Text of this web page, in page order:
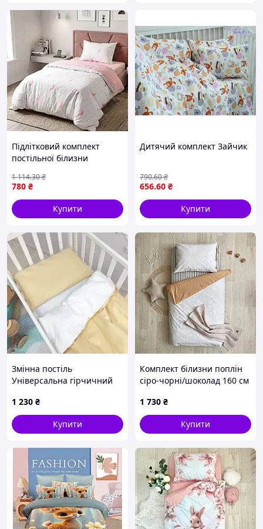
Підлітковий комплект
постільної білизни
постіль для підлітків з
принтом 50х70
780 ₴
1 114.30₴
Купити
Дитячий комплект Зайчик
656.60 ₴
790.60₴
Купити
Змінна постіль
Універсальна гірчичний
1 230 ₴
Купити
Комплект білизни поплін
сіро-чорні/шоколад 160 см
1 730 ₴
Купити